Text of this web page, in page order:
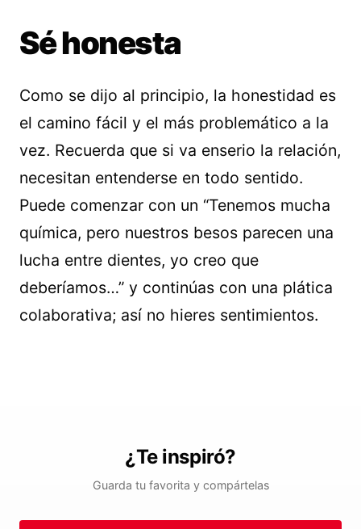
Sé honesta
Como se dijo al principio, la honestidad es
el camino fácil y el más problemático a la
vez. Recuerda que si va enserio la relación,
necesitan entenderse en todo sentido.
Puede comenzar con un “Tenemos mucha
química, pero nuestros besos parecen una
lucha entre dientes, yo creo que
deberíamos…” y continúas con una plática
colaborativa; así no hieres sentimientos.
¿Te inspiró?
Guarda tu favorita y compártelas